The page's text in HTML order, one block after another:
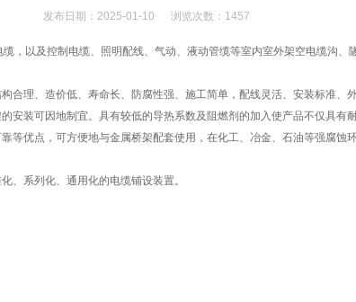
发布日期：2025-01-10 浏览次数：1457
以及控制电缆、照明配线、气动、液动管缆等室内室外架空电缆沟、隧
理、造价低、寿命长、防腐性强、施工简单，配线灵活、安装标准、
安装可因地制宜。具有较低的导热系数及阻燃剂的加入使产品不仅具有
等优点，可方便地与金属桥架配套使用，在化工、冶金、石油等强腐蚀环
系列化、通用化的电缆铺设装置。